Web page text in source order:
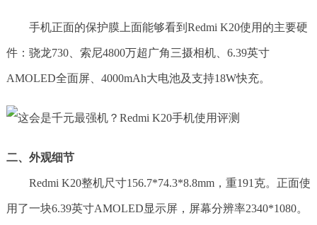
手机正面的保护膜上面能够看到Redmi K20使用的主要硬
件：骁龙730、索尼4800万超广角三摄相机、6.39英寸
AMOLED全面屏、4000mAh大电池及支持18W快充。
二、外观细节
Redmi K20整机尺寸156.7*74.3*8.8mm，重191克。正面使
用了一块6.39英寸AMOLED显示屏，屏幕分辨率2340*1080。